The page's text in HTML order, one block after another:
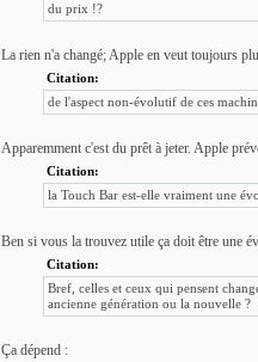
du prix !?
La rien n'a changé; Apple en veut toujours
Citation:
de l'aspect non-évolutif de ces
Apparemment c'est du prêt à jeter. Apple
Citation:
la Touch Bar est-elle vraiment une
Ben si vous la trouvez utile ça doit être une
Citation:
Bref, celles et ceux qui pensent
ancienne génération ou la nouvelle ?
Ça dépend :